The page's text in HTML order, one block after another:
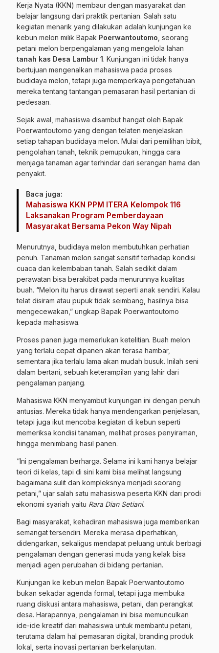
Kerja Nyata (KKN) membaur dengan masyarakat dan
belajar langsung dari praktik pertanian. Salah satu
kegiatan menarik yang dilakukan adalah kunjungan ke
kebun melon milik Bapak Poerwantoutomo , seorang
petani melon berpengalaman yang mengelola lahan
tanah kas Desa Lambur 1. Kunjungan ini tidak hanya
bertujuan mengenalkan mahasiswa pada proses
budidaya melon, tetapi juga memperkaya pengetahuan
mereka tentang tantangan pemasaran hasil pertanian di
pedesaan.
Sejak awal, mahasiswa disambut hangat oleh Bapak
Poerwantoutomo yang dengan telaten menjelaskan
setiap tahapan budidaya melon. Mulai dari pemilihan bibit,
pengolahan tanah, teknik pemupukan, hingga cara
menjaga tanaman agar terhindar dari serangan hama dan
penyakit.
Baca juga:
Mahasiswa KKN PPM ITERA Kelompok 116
Laksanakan Program Pemberdayaan
Masyarakat Bersama Pekon Way Nipah
Menurutnya, budidaya melon membutuhkan perhatian
penuh. Tanaman melon sangat sensitif terhadap kondisi
cuaca dan kelembaban tanah. Salah sedikit dalam
perawatan bisa berakibat pada menurunnya kualitas
buah. “Melon itu harus dirawat seperti anak sendiri. Kalau
telat disiram atau pupuk tidak seimbang, hasilnya bisa
mengecewakan,” ungkap Bapak Poerwantoutomo
kepada mahasiswa.
Proses panen juga memerlukan ketelitian. Buah melon
yang terlalu cepat dipanen akan terasa hambar,
sementara jika terlalu lama akan mudah busuk. Inilah seni
dalam bertani, sebuah keterampilan yang lahir dari
pengalaman panjang.
Mahasiswa KKN menyambut kunjungan ini dengan penuh
antusias. Mereka tidak hanya mendengarkan penjelasan,
tetapi juga ikut mencoba kegiatan di kebun seperti
memeriksa kondisi tanaman, melihat proses penyiraman,
hingga menimbang hasil panen.
“Ini pengalaman berharga. Selama ini kami hanya belajar
teori di kelas, tapi di sini kami bisa melihat langsung
bagaimana sulit dan kompleksnya menjadi seorang
petani,” ujar salah satu mahasiswa peserta KKN dari prodi
ekonomi syariah yaitu Rara Dian Setiani.
Bagi masyarakat, kehadiran mahasiswa juga memberikan
semangat tersendiri. Mereka merasa diperhatikan,
didengarkan, sekaligus mendapat peluang untuk berbagi
pengalaman dengan generasi muda yang kelak bisa
menjadi agen perubahan di bidang pertanian.
Kunjungan ke kebun melon Bapak Poerwantoutomo
bukan sekadar agenda formal, tetapi juga membuka
ruang diskusi antara mahasiswa, petani, dan perangkat
desa. Harapannya, pengalaman ini bisa memunculkan
ide-ide kreatif dari mahasiswa untuk membantu petani,
terutama dalam hal pemasaran digital, branding produk
lokal, serta inovasi pertanian berkelanjutan.